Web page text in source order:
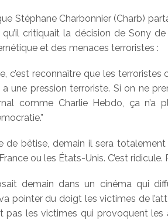
Stéphane Charbonnier (Charb)
qu’il critiquait la décision de Sony
et des menaces terroristes :
c’est reconnaître que les terroristes
une pression terroriste. Si on ne
comme Charlie Hebdo, ça n’a
de bêtise, demain il sera
ou les États-Unis. C’est ridicule.
demain dans un cinéma qui
pointer du doigt les victimes de
pas les victimes qui provoquent